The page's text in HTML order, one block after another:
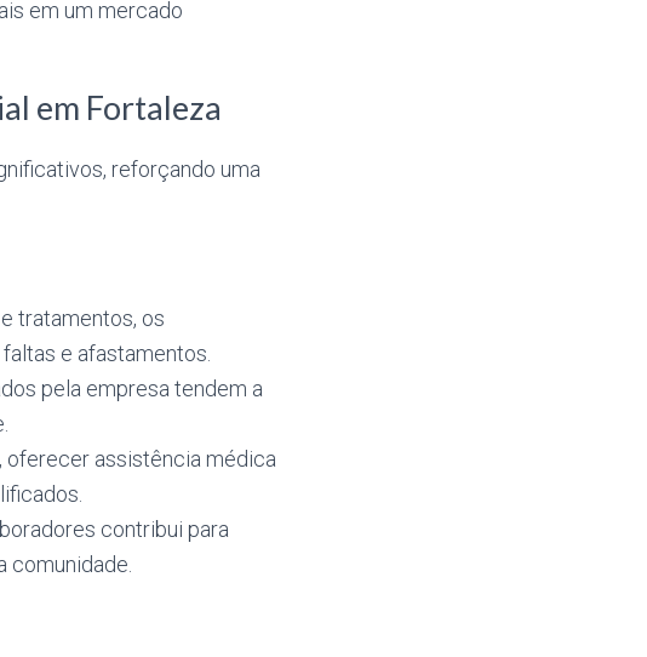
em um mercado
em Fortaleza
reforçando uma
tratamentos, os
e afastamentos.
pela empresa tendem a
oferecer assistência médica
contribui para
comunidade.